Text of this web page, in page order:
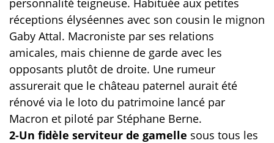
réceptions élyséennes avec son cousin le mignon
Gaby Attal. Macroniste par ses relations
amicales, mais chienne de garde avec les
opposants plutôt de droite. Une rumeur
assurerait que le château paternel aurait été
rénové via le loto du patrimoine lancé par
Macron et piloté par Stéphane Berne.
2-Un fidèle serviteur de gamelle sous tous les